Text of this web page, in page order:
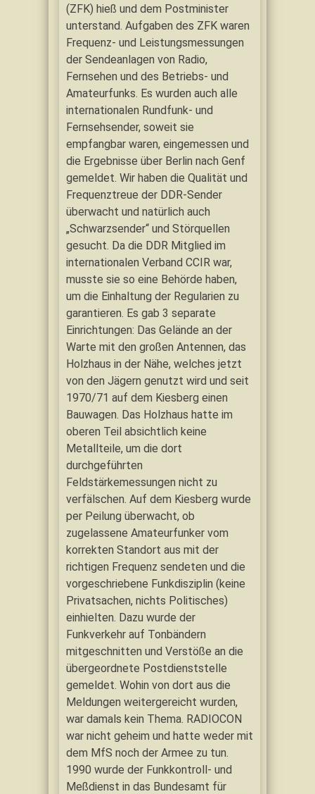
(ZFK) hieß und dem Postminister
unterstand. Aufgaben des ZFK waren
Frequenz- und Leistungsmessungen
der Sendeanlagen von Radio,
Fernsehen und des Betriebs- und
Amateurfunks. Es wurden auch alle
internationalen Rundfunk- und
Fernsehsender, soweit sie
empfangbar waren, eingemessen und
die Ergebnisse über Berlin nach Genf
gemeldet. Wir haben die Qualität und
Frequenztreue der DDR-Sender
überwacht und natürlich auch
„Schwarzsender“ und Störquellen
gesucht. Da die DDR Mitglied im
internationalen Verband CCIR war,
musste sie so eine Behörde haben,
um die Einhaltung der Regularien zu
garantieren. Es gab 3 separate
Einrichtungen: Das Gelände an der
Warte mit den großen Antennen, das
Holzhaus in der Nähe, welches jetzt
von den Jägern genutzt wird und seit
1970/71 auf dem Kiesberg einen
Bauwagen. Das Holzhaus hatte im
oberen Teil absichtlich keine
Metallteile, um die dort
durchgeführten
Feldstärkemessungen nicht zu
verfälschen. Auf dem Kiesberg wurde
per Peilung überwacht, ob
zugelassene Amateurfunker vom
korrekten Standort aus mit der
richtigen Frequenz sendeten und die
vorgeschriebene Funkdisziplin (keine
Privatsachen, nichts Politisches)
einhielten. Dazu wurde der
Funkverkehr auf Tonbändern
mitgeschnitten und Verstöße an die
übergeordnete Postdienststelle
gemeldet. Wohin von dort aus die
Meldungen weitergereicht wurden,
war damals kein Thema. RADIOCON
war nicht geheim und hatte weder mit
dem MfS noch der Armee zu tun.
1990 wurde der Funkkontroll- und
Meßdienst in das Bundesamt für